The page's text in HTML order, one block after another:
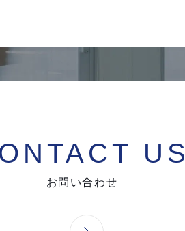
US
お問い合わせ